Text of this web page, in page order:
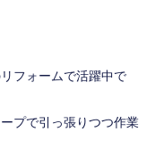
フォームで活躍中で
プで引っ張りつつ作業